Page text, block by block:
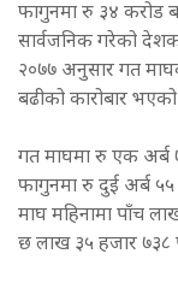
फागुनमा रु ३४ करोड
सार्वजनिक गरेको
२०७७ अनुसार गत
बढीको कारोबार
गत माघमा रु एक अर्ब
फागुनमा रु दुई अर्ब ५५
माघ महिनामा पाँच
छ लाख ३५ हजार ७३८